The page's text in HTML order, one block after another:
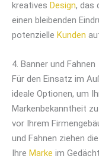
kreatives Design, das
einen bleibenden
potenzielle Kunden
4. Banner und Fahnen
Für den Einsatz im
ideale Optionen, um
Markenbekanntheit
vor Ihrem
und Fahnen ziehen
Ihre Marke im